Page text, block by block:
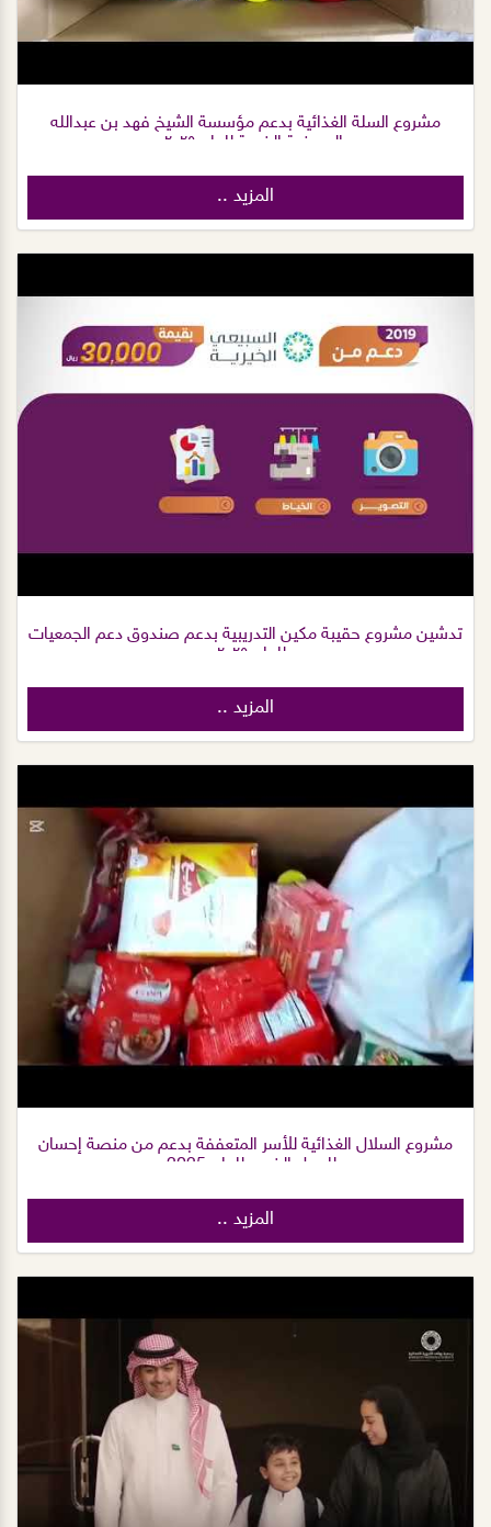
مشروع السلة الغذائية بدعم مؤسسة الشيخ فهد بن عبدالله
العويضة الخيرية للعام ٢٠٢٥م.
المزيد ..
تدشين مشروع حقيبة مكين التدريبية بدعم صندوق دعم الجمعيات
للعام ٢٠٢٥م
المزيد ..
مشروع السلال الغذائية للأسر المتعففة بدعم من منصة إحسان
للعمل الخيري للعام 2025م
المزيد ..